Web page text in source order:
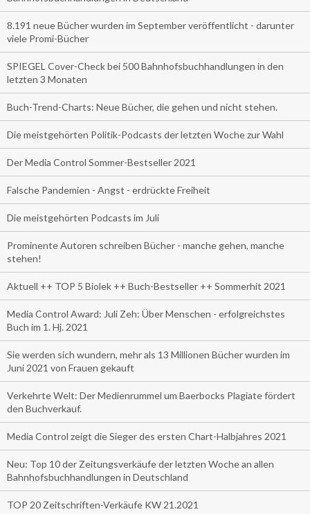
8.191 neue Bücher wurden im September veröffentlicht - darunter
viele Promi-Bücher
SPIEGEL Cover-Check bei 500 Bahnhofsbuchhandlungen in den
letzten 3 Monaten
Buch-Trend-Charts: Neue Bücher, die gehen und nicht stehen.
Die meistgehörten Politik-Podcasts der letzten Woche zur Wahl
Der Media Control Sommer-Bestseller 2021
Falsche Pandemien - Angst - erdrückte Freiheit
Die meistgehörten Podcasts im Juli
Prominente Autoren schreiben Bücher - manche gehen, manche
stehen!
Aktuell ++ TOP 5 Biolek ++ Buch-Bestseller ++ Sommerhit 2021
Media Control Award: Juli Zeh: Über Menschen - erfolgreichstes
Buch im 1. Hj. 2021
Sie werden sich wundern, mehr als 13 Millionen Bücher wurden im
Juni 2021 von Frauen gekauft
Verkehrte Welt: Der Medienrummel um Baerbocks Plagiate fördert
den Buchverkauf.
Media Control zeigt die Sieger des ersten Chart-Halbjahres 2021
Neu: Top 10 der Zeitungsverkäufe der letzten Woche an allen
Bahnhofsbuchhandlungen in Deutschland
TOP 20 Zeitschriften-Verkäufe KW 21.2021